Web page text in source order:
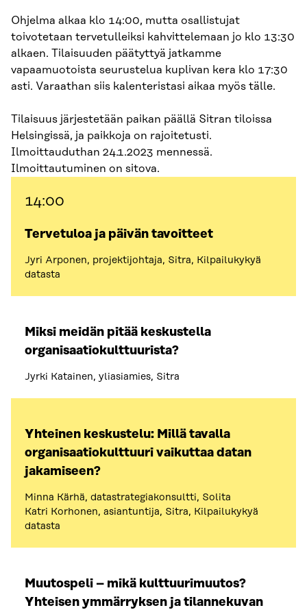
Ohjelma alkaa klo 14:00, mutta osallistujat
toivotetaan tervetulleiksi kahvittelemaan jo klo 13:30
alkaen. Tilaisuuden päätyttyä jatkamme
vapaamuotoista seurustelua kuplivan kera klo 17:30
asti. Varaathan siis kalenteristasi aikaa myös tälle.
Tilaisuus järjestetään paikan päällä Sitran tiloissa
Helsingissä, ja paikkoja on rajoitetusti.
Ilmoittauduthan 24.1.2023 mennessä.
Ilmoittautuminen on sitova.
14:00
Tervetuloa ja päivän tavoitteet
Jyri Arponen, projektijohtaja, Sitra, Kilpailukykyä
datasta
Miksi meidän pitää keskustella
organisaatiokulttuurista?
Jyrki Katainen, yliasiamies, Sitra
Yhteinen keskustelu: Millä tavalla
organisaatiokulttuuri vaikuttaa datan
jakamiseen?
Minna Kärhä, datastrategiakonsultti, Solita
Katri Korhonen, asiantuntija, Sitra, Kilpailukykyä
datasta
Muutospeli – mikä kulttuurimuutos?
Yhteisen ymmärryksen ja tilannekuvan